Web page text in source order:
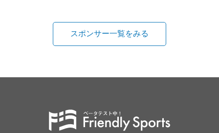
スポンサー一覧をみる